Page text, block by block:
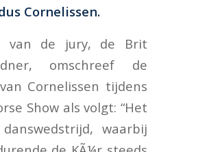
Cornelissen.
van de jury, de Brit
omschreef de
Cornelissen tijdens
Show als volgt: “Het
waarbij